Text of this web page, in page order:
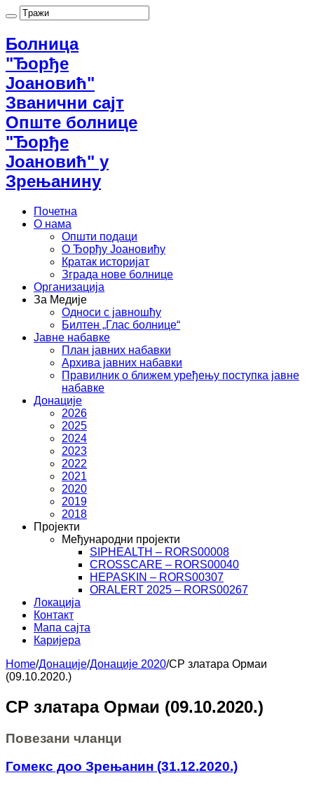
Болница
"Ђорђе
Јоановић"
Званични сајт
Опште болнице
"Ђорђе
Јоановић" у
Зрењанину
Почетна
О нама
Општи подаци
О Ђорђу Јоановићу
Кратак историјат
Зграда нове болнице
Организација
За Медије
Односи с јавношћу
Билтен „Глас болнице“
Јавне набавке
План јавних набавки
Архива јавних набавки
Правилник о ближем уређењу поступка јавне
набавке
Донације
2026
2025
2024
2023
2022
2021
2020
2019
2018
Пројекти
Међународни пројекти
SIPHEALTH – RORS00008
CROSSCARE – RORS00040
HEPASKIN – RORS00307
ORALERT 2025 – RORS00267
Локација
Контакт
Мапа сајта
Каријера
Home/Донације/Донације 2020/СР златара Ормаи
(09.10.2020.)
СР златара Ормаи (09.10.2020.)
Повезани чланци
Гомекс доо Зрењанин (31.12.2020.)